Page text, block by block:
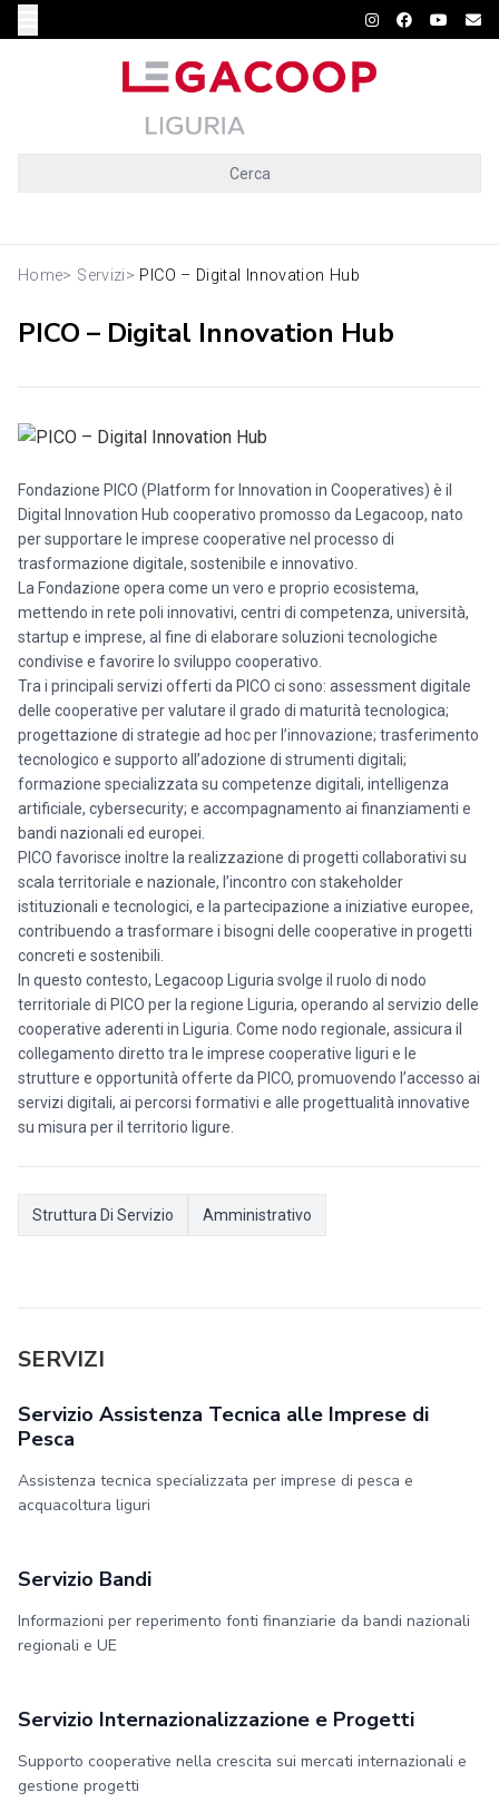
Cerca
Home> Servizi> PICO – Digital Innovation Hub
PICO – Digital Innovation Hub
Fondazione PICO (Platform for Innovation in Cooperatives) è il
Digital Innovation Hub cooperativo promosso da Legacoop, nato
per supportare le imprese cooperative nel processo di
trasformazione digitale, sostenibile e innovativo.
La Fondazione opera come un vero e proprio ecosistema,
mettendo in rete poli innovativi, centri di competenza, università,
startup e imprese, al fine di elaborare soluzioni tecnologiche
condivise e favorire lo sviluppo cooperativo.
Tra i principali servizi offerti da PICO ci sono: assessment digitale
delle cooperative per valutare il grado di maturità tecnologica;
progettazione di strategie ad hoc per l’innovazione; trasferimento
tecnologico e supporto all’adozione di strumenti digitali;
formazione specializzata su competenze digitali, intelligenza
artificiale, cybersecurity; e accompagnamento ai finanziamenti e
bandi nazionali ed europei.
PICO favorisce inoltre la realizzazione di progetti collaborativi su
scala territoriale e nazionale, l’incontro con stakeholder
istituzionali e tecnologici, e la partecipazione a iniziative europee,
contribuendo a trasformare i bisogni delle cooperative in progetti
concreti e sostenibili.
In questo contesto, Legacoop Liguria svolge il ruolo di nodo
territoriale di PICO per la regione Liguria, operando al servizio delle
cooperative aderenti in Liguria. Come nodo regionale, assicura il
collegamento diretto tra le imprese cooperative liguri e le
strutture e opportunità offerte da PICO, promuovendo l’accesso ai
servizi digitali, ai percorsi formativi e alle progettualità innovative
su misura per il territorio ligure.
Struttura Di Servizio Amministrativo
SERVIZI
Servizio Assistenza Tecnica alle Imprese di
Pesca
Assistenza tecnica specializzata per imprese di pesca e
acquacoltura liguri
Servizio Bandi
Informazioni per reperimento fonti finanziarie da bandi nazionali
regionali e UE
Servizio Internazionalizzazione e Progetti
Supporto cooperative nella crescita sui mercati internazionali e
gestione progetti